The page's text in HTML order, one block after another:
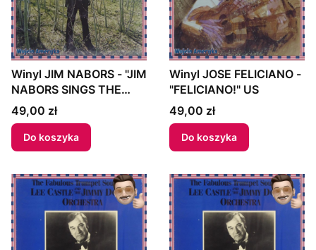
Winyl JIM NABORS - "JIM
NABORS SINGS THE
LORD'S PRAYER AND
OTHER SACRED SONGS"
1968 US
Cena
49,00 zł
Do koszyka
Winyl JOSE FELICIANO -
"FELICIANO!" US
Cena
49,00 zł
Do koszyka